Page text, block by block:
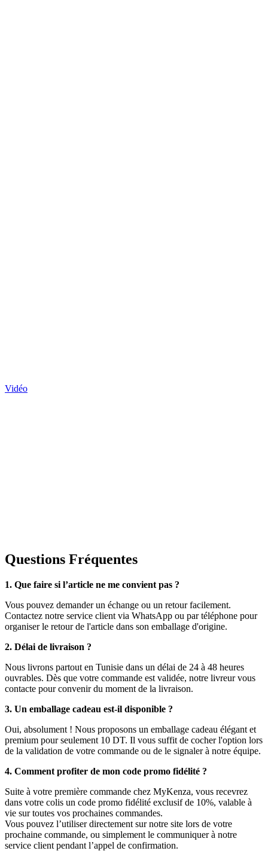
Vidéo
Questions Fréquentes
1. Que faire si l’article ne me convient pas ?
Vous pouvez demander un échange ou un retour facilement.
Contactez notre service client via WhatsApp ou par téléphone pour
organiser le retour de l'article dans son emballage d'origine.
2. Délai de livraison ?
Nous livrons partout en Tunisie dans un délai de 24 à 48 heures
ouvrables. Dès que votre commande est validée, notre livreur vous
contacte pour convenir du moment de la livraison.
3. Un emballage cadeau est-il disponible ?
Oui, absolument ! Nous proposons un emballage cadeau élégant et
premium pour seulement 10 DT. Il vous suffit de cocher l'option lors
de la validation de votre commande ou de le signaler à notre équipe.
4. Comment profiter de mon code promo fidélité ?
Suite à votre première commande chez MyKenza, vous recevrez
dans votre colis un code promo fidélité exclusif de 10%, valable à
vie sur toutes vos prochaines commandes.
Vous pouvez l’utiliser directement sur notre site lors de votre
prochaine commande, ou simplement le communiquer à notre
service client pendant l’appel de confirmation.